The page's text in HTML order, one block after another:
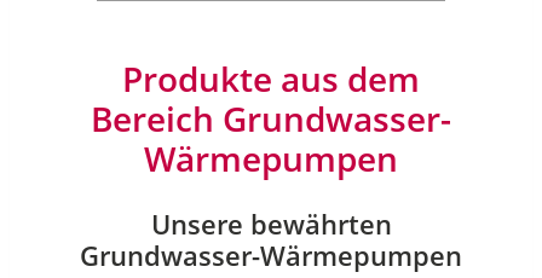
Produkte aus dem
Bereich Grundwasser-
Wärmepumpen
Unsere bewährten
Grundwasser-Wärmepumpen